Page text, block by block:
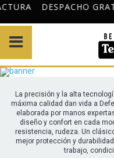
DESPACHO GRATIS A
La precisión y la alta
máxima calidad dan vida a
elaborada por manos
diseño y confort en cada
resistencia, rudeza. Un
mejor protección y
trabajo,